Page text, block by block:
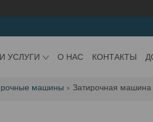
УСЛУГИ О НАС КОНТАКТЫ
машины Затирочная машина